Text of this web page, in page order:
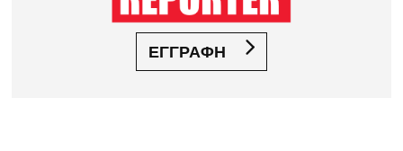
ΕΓΓΡΑΦΗ